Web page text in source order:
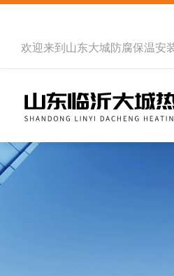
欢迎来到 山东大城防腐保温安